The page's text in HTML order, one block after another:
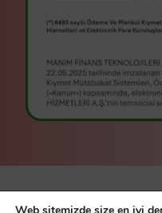
manim bir Manim